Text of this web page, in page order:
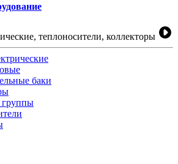
теплоносители, коллекторы
баки
группы